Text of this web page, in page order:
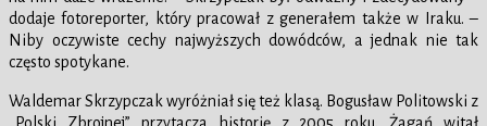
dodaje fotoreporter, który pracował z generałem także w Iraku. –
Niby oczywiste cechy najwyższych dowódców, a jednak nie tak
często spotykane.
Waldemar Skrzypczak wyróżniał się też klasą. Bogusław Politowski z
„Polski Zbrojnej” przytacza historię z 2005 roku. Żagań witał